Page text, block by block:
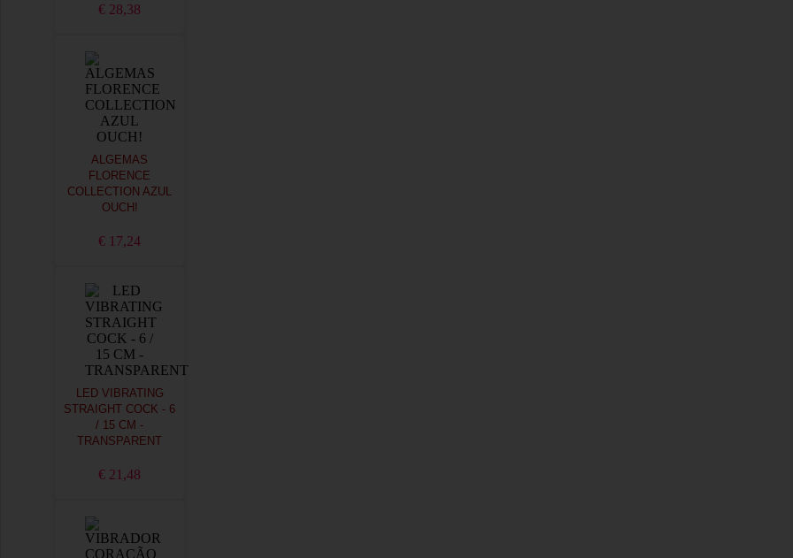
€ 28,38
ALGEMAS
FLORENCE
COLLECTION AZUL
OUCH!
€ 17,24
LED VIBRATING
STRAIGHT COCK - 6
/ 15 CM -
TRANSPARENT
€ 21,48